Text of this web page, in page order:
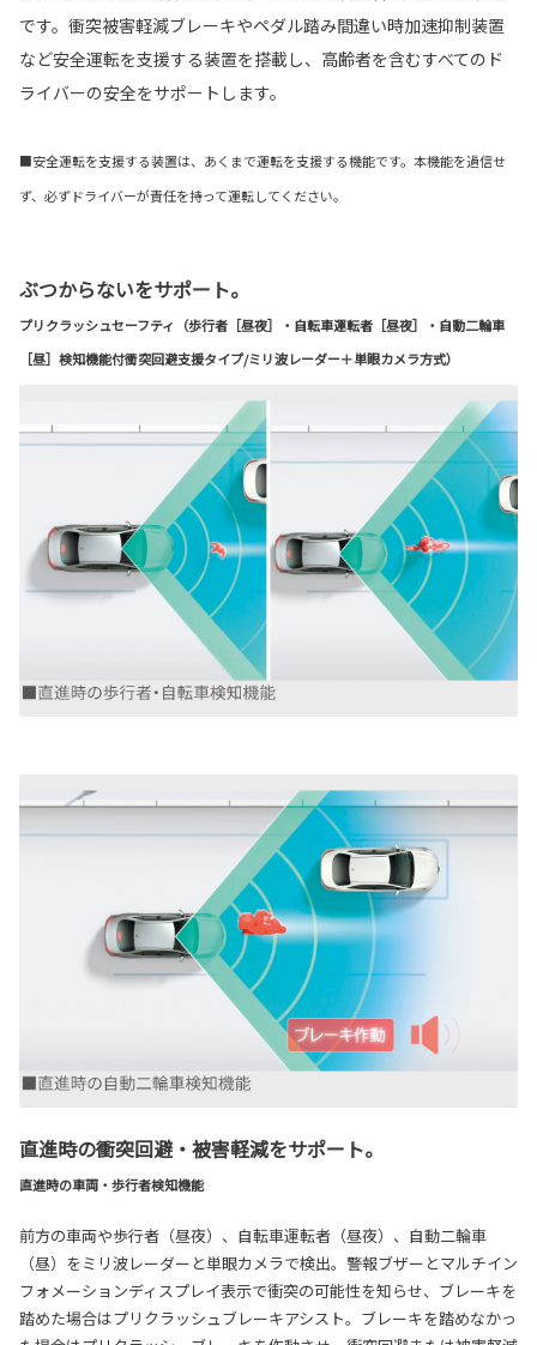
です。衝突被害軽減ブレーキやペダル踏み間違い時加速抑制装置
など安全運転を支援する装置を搭載し、高齢者を含むすべてのド
ライバーの安全をサポートします。
■安全運転を支援する装置は、あくまで運転を支援する機能です。本機能を過信せ
ず、必ずドライバーが責任を持って運転してください。
ぶつからないをサポート。
プリクラッシュセーフティ（歩行者［昼夜］・自転車運転者［昼夜］・自動二輪車
［昼］検知機能付衝突回避支援タイプ/ミリ波レーダー＋単眼カメラ方式）
直進時の衝突回避・被害軽減をサポート。
直進時の車両・歩行者検知機能
前方の車両や歩行者（昼夜）、自転車運転者（昼夜）、自動二輪車
（昼）をミリ波レーダーと単眼カメラで検出。警報ブザーとマルチイン
フォメーションディスプレイ表示で衝突の可能性を知らせ、ブレーキを
踏めた場合はプリクラッシュブレーキアシスト。ブレーキを踏めなかっ